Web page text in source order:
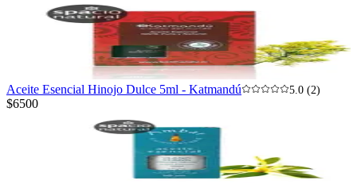
Aceite Esencial Hinojo Dulce 5ml - Katmandú 5.0 (2)
$6500